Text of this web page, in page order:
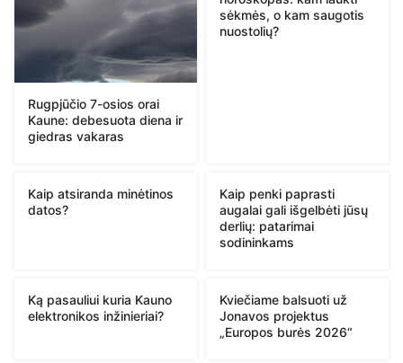
Rugpjūčio 7-osios orai
Kaune: debesuota diena ir
giedras vakaras
sėkmės, o kam saugotis
nuostolių?
Kaip atsiranda minėtinos
datos?
Kaip penki paprasti
augalai gali išgelbėti jūsų
derlių: patarimai
sodininkams
Ką pasauliui kuria Kauno
elektronikos inžinieriai?
Kviečiame balsuoti už
Jonavos projektus
„Europos burės 2026“